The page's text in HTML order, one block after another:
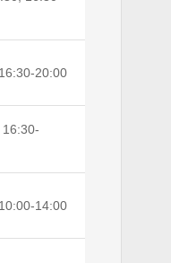
20:00
10:00-14:00